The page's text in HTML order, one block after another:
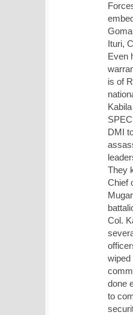
Ituri,
Even
is of
DMI
They
Chief
Col.
wiped
done
to